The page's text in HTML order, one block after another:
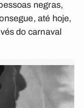
negras,
até hoje,
do carnaval